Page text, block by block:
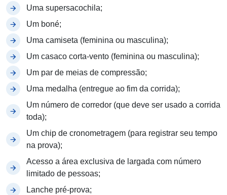
Uma supersacochila;
Um boné;
Uma camiseta (feminina ou masculina);
Um casaco corta-vento (feminina ou masculina);
Um par de meias de compressão;
Uma medalha (entregue ao fim da corrida);
Um número de corredor (que deve ser usado a corrida
toda);
Um chip de cronometragem (para registrar seu tempo
na prova);
Acesso a área exclusiva de largada com número
limitado de pessoas;
Lanche pré-prova;